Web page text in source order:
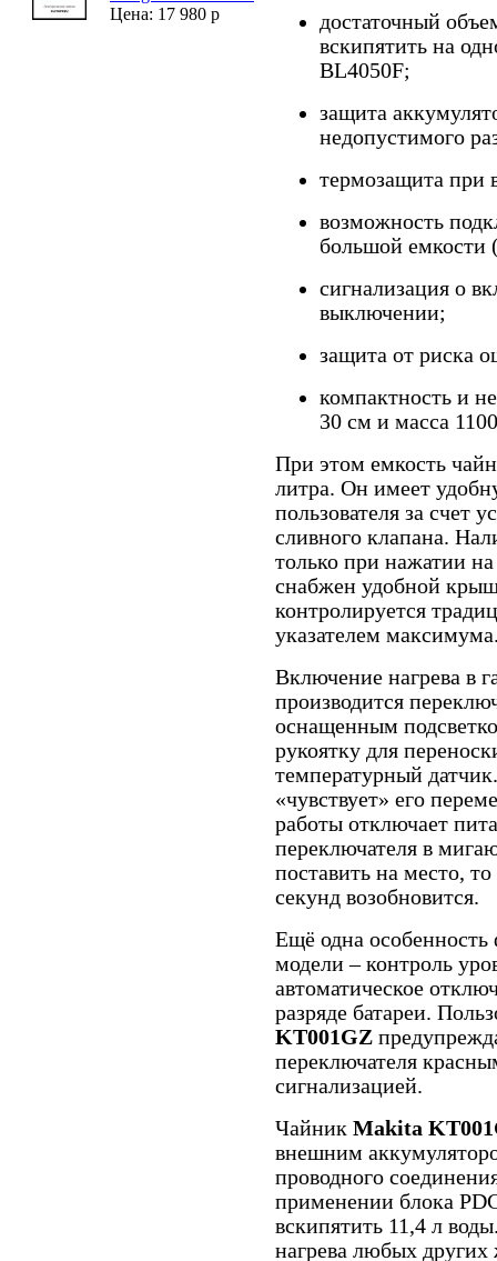
Цена: 17 980 р
достаточный
вскипятить на
BL4050F;
защита
недопустимого
термозащита при
возможность
большой емкости
сигнализация о
выключении;
защита от риска
компактность и
30 см и масса
При этом емкость
литра. Он имеет
пользователя за счет
сливного клапана.
только при нажатии
снабжен удобной
контролируется
указателем
Включение нагрева в
производится
оснащенным
рукоятку для
температурный
«чувствует» его
работы отключает
переключателя в
поставить на место,
секунд возобновится.
Ещё одна
модели – контроль
автоматическое
разряде батареи.
KT001GZ
переключателя
сигнализацией.
Чайник Makita
внешним
проводного
применении блока
вскипятить 11,4 л
нагрева любых других